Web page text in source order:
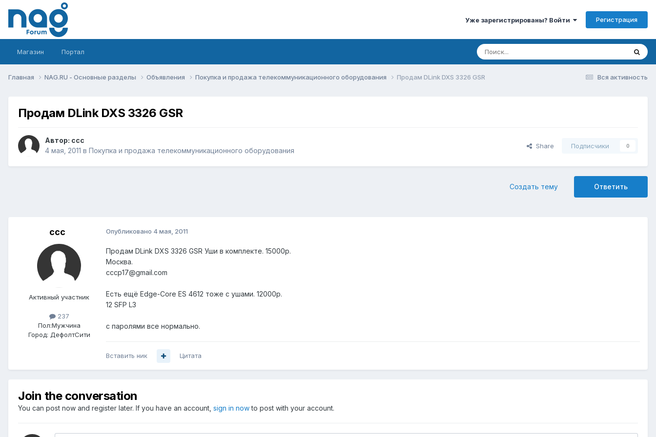
Уже зарегистрированы? Войти Регистрация
Магазин Портал
Вся активность
Главная NAG.RU - Основные разделы Объявления Покупка и продажа телекоммуникационного оборудования Продам DLink DXS 3326 GSR
Продам DLink DXS 3326 GSR
Автор: ccc
4 мая, 2011 в Покупка и продажа телекоммуникационного оборудования
Share Подписчики 0
Ответить
Создать тему
ccc
Активный участник
237
Пол:Мужчина
Город: ДефолтСити
Опубликовано 4 мая, 2011
Продам DLink DXS 3326 GSR Уши в комплекте. 15000р.
Москва.
cccp17@gmail.com
Есть ещё Edge-Core ES 4612 тоже с ушами. 12000р.
12 SFP L3
с паролями все нормально.
Вставить ник Цитата
Join the conversation
You can post now and register later. If you have an account, sign in nowto post with your account.